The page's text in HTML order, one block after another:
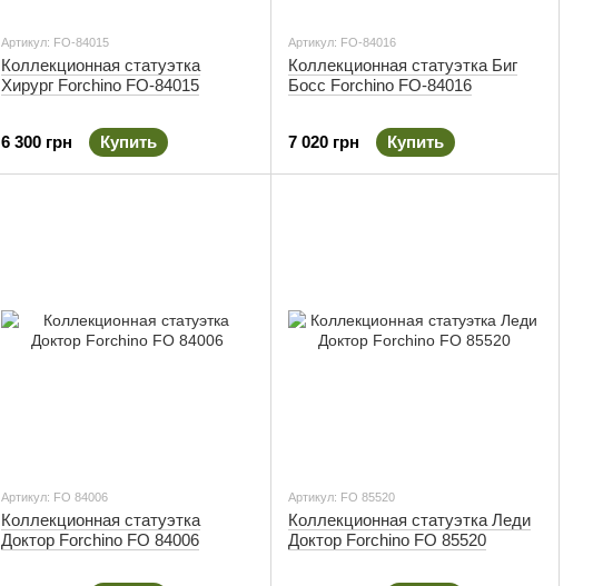
Артикул: FO-84015
Коллекционная статуэтка
Хирург Forchino FO-84015
6 300 грн Купить
Артикул: FO-84016
Коллекционная статуэтка Биг
Босс Forchino FO-84016
7 020 грн Купить
Артикул: FO 84006
Коллекционная статуэтка
Доктор Forchino FO 84006
Артикул: FO 85520
Коллекционная статуэтка Леди
Доктор Forchino FO 85520